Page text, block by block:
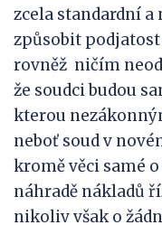
zcela standardní a
způsobit
rovněž ničím
že soudci budou
kterou
neboť soud v
kromě věci samé
náhradě nákladů
nikoliv však o